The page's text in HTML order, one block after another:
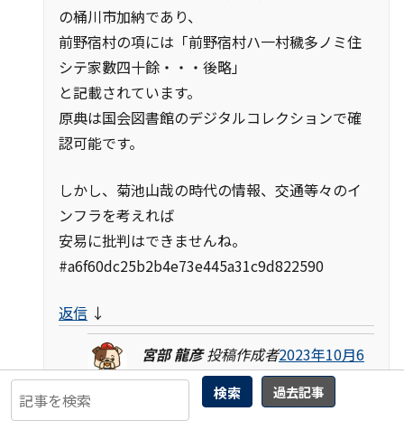
検索 過去記事
の桶川市加納であり、
前野宿村の項には「前野宿村ハ一村穢多ノミ住
シテ家數四十餘・・・後略」
と記載されています。
原典は国会図書館のデジタルコレクションで確
認可能です。
しかし、菊池山哉の時代の情報、交通等々のイ
ンフラを考えれば
安易に批判はできませんね。
#a6f60dc25b2b4e73e445a31c9d822590
返信 ↓
宮部 龍彦 投稿作成者2023年10月6
日 10:20 AM
申し訳ございません、前野宿は複数